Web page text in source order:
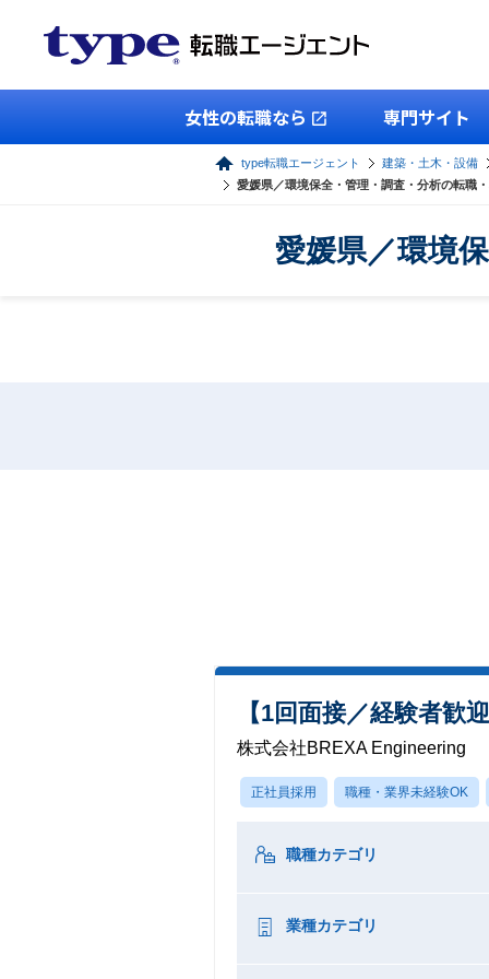
女性の転職なら 専門サイト
type転職エージェント
建築・土木・設備
愛媛県／環境保全・管理・調査・分析の転職
愛媛県／環境
【1回面接／経験者
株式会社BREXA Engineering
正社員採用 職種・業界未経験OK
職種カテゴリ
業種カテゴリ